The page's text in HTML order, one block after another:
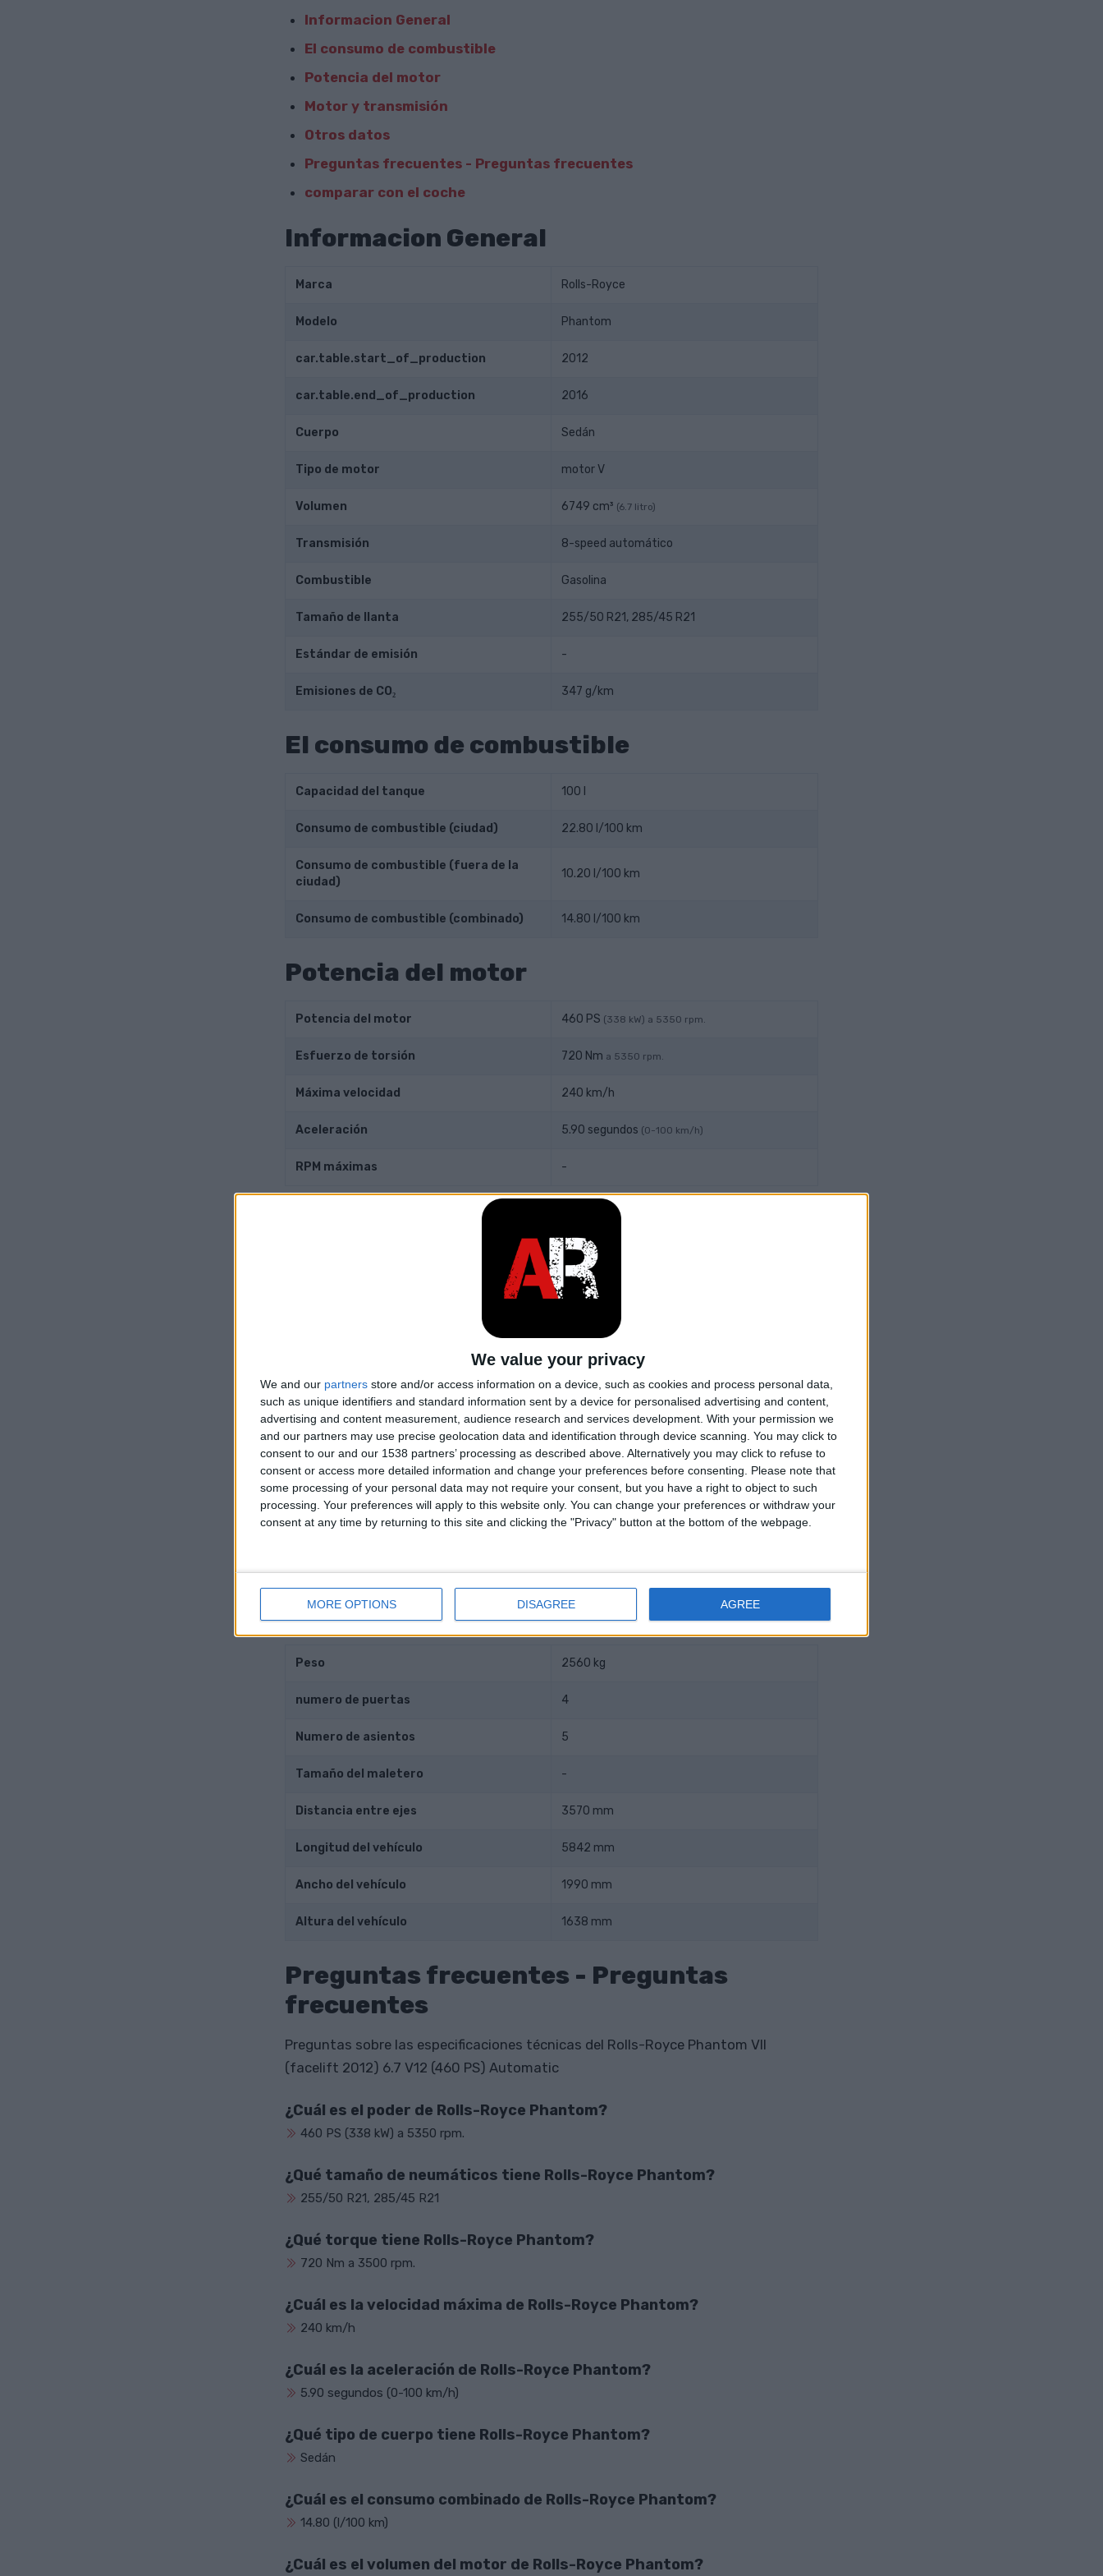
We value your privacy
We and our partners store and/or access information on a device, such as cookies and process personal data,
such as unique identifiers and standard information sent by a device for personalised advertising and content,
advertising and content measurement, audience research and services development. With your permission we
and our partners may use precise geolocation data and identification through device scanning. You may click to
consent to our and our 1538 partners’ processing as described above. Alternatively you may click to refuse to
consent or access more detailed information and change your preferences before consenting.
Please note that
some processing of your personal data may not require your consent, but you have a right to object to such
processing. Your preferences will apply to this website only. You can change your preferences or withdraw your
consent at any time by returning to this site and clicking the "Privacy" button at the bottom of the webpage.
MORE OPTIONS DISAGREE AGREE
Informacion General
El consumo de combustible
Potencia del motor
Motor y transmisión
Otros datos
Preguntas frecuentes - Preguntas frecuentes
comparar con el coche
Informacion General
Marca Rolls-Royce
Modelo Phantom
car.table.start_of_production 2012
car.table.end_of_production 2016
Cuerpo Sedán
Tipo de motor motor V
Volumen 6749 cm³ (6.7 litro)
Transmisión 8-speed automático
Combustible Gasolina
Tamaño de llanta 255/50 R21, 285/45 R21
Estándar de emisión -
Emisiones de CO₂ 347 g/km
El consumo de combustible
Capacidad del tanque 100 l
Consumo de combustible (ciudad) 22.80 l/100 km
Consumo de combustible (fuera de la
ciudad)
10.20 l/100 km
Consumo de combustible (combinado) 14.80 l/100 km
Potencia del motor
Potencia del motor 460 PS (338 kW) a 5350 rpm.
Esfuerzo de torsión 720 Nm a 5350 rpm.
Máxima velocidad 240 km/h
Aceleración 5.90 segundos (0-100 km/h)
RPM máximas -
Motor y transmisión
Delantero, Longitudinal
8-speed automático
Sobrealimentación No sobrealimentado
Número de cilindros 12
Número de válvulas por cilindro 4
Diámetro del agujero 92 mm
Golpe del pistón 84.6 mm
Otros datos
Peso 2560 kg
numero de puertas 4
Numero de asientos 5
Tamaño del maletero -
Distancia entre ejes 3570 mm
Longitud del vehículo 5842 mm
Ancho del vehículo 1990 mm
Altura del vehículo 1638 mm
Preguntas frecuentes - Preguntas
frecuentes
Preguntas sobre las especificaciones técnicas del Rolls-Royce Phantom VII
(facelift 2012) 6.7 V12 (460 PS) Automatic
¿Cuál es el poder de Rolls-Royce Phantom?
460 PS (338 kW) a 5350 rpm.
¿Qué tamaño de neumáticos tiene Rolls-Royce Phantom?
255/50 R21, 285/45 R21
¿Qué torque tiene Rolls-Royce Phantom?
720 Nm a 3500 rpm.
¿Cuál es la velocidad máxima de Rolls-Royce Phantom?
240 km/h
¿Cuál es la aceleración de Rolls-Royce Phantom?
5.90 segundos (0-100 km/h)
¿Qué tipo de cuerpo tiene Rolls-Royce Phantom?
Sedán
¿Cuál es el consumo combinado de Rolls-Royce Phantom?
14.80 (l/100 km)
¿Cuál es el volumen del motor de Rolls-Royce Phantom?